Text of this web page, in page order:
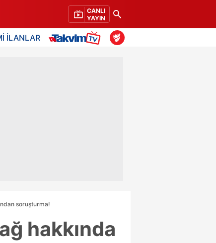
CANLI
YAYIN
İLANLAR
soruşturma!
hakkında